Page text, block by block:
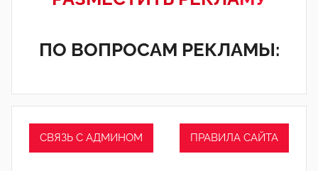
ПО ВОПРОСАМ РЕКЛАМЫ:
СВЯЗЬ С АДМИНОМ ПРАВИЛА САЙТА